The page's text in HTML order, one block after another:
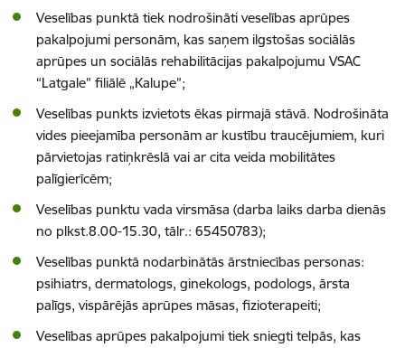
Veselības punktā tiek nodrošināti veselības aprūpes
pakalpojumi personām, kas saņem ilgstošas sociālās
aprūpes un sociālās rehabilitācijas pakalpojumu VSAC
“Latgale” filiālē „Kalupe”;
Veselības punkts izvietots ēkas pirmajā stāvā. Nodrošināta
vides pieejamība personām ar kustību traucējumiem, kuri
pārvietojas ratiņkrēslā vai ar cita veida mobilitātes
palīgierīcēm;
Veselības punktu vada virsmāsa (darba laiks darba dienās
no plkst.8.00-15.30, tālr.: 65450783);
Veselības punktā nodarbinātās ārstniecības personas:
psihiatrs, dermatologs, ginekologs, podologs, ārsta
palīgs, vispārējās aprūpes māsas, fizioterapeiti;
Veselības aprūpes pakalpojumi tiek sniegti telpās, kas